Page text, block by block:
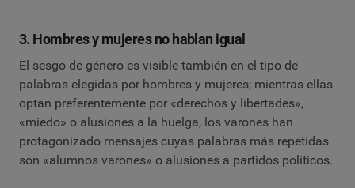
3. Hombres y mujeres no hablan igual
El sesgo de género es visible también en el tipo de
palabras elegidas por hombres y mujeres; mientras ellas
optan preferentemente por «derechos y libertades»,
«miedo» o alusiones a la huelga, los varones han
protagonizado mensajes cuyas palabras más repetidas
son «alumnos varones» o alusiones a partidos políticos.